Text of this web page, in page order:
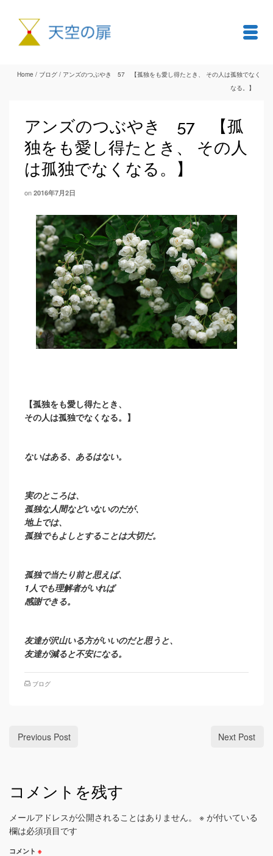
Home / ブログ / アンズのつぶやき 57 【孤独をも愛し得たとき、 その人は孤独でなく
なる。】
アンズのつぶやき 57 【孤
独をも愛し得たとき、 その人
は孤独でなくなる。】
on 2016年7月2日
【孤独をも愛し得たとき、
その人は孤独でなくなる。】
ないはある、あるはない。
実のところは、
孤独な人間などいないのだが、
地上では、
孤独でもよしとすることは大切だ。
孤独で当たり前と思えば、
1人でも理解者がいれば
感謝できる。
友達が沢山いる方がいいのだと思うと、
友達が減ると不安になる。
ブログ
Previous Post Next Post
コメントを残す
メールアドレスが公開されることはありません。 ※ が付いている
欄は必須項目です
コメント ※